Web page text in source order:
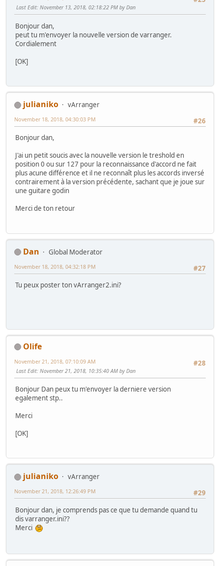
Last Edit: November 13, 2018, 02:18:22 PM by Dan
Bonjour dan,
peut tu m'envoyer la nouvelle version de varranger.
Cordialement
[OK]
julianiko
vArranger
#26
November 18, 2018, 04:30:03 PM
Bonjour dan,
J'ai un petit soucis avec la nouvelle version le treshold en
position 0 ou sur 127 pour la reconnaissance d'accord ne fait
plus acune différence et il ne reconnaît plus les accords inversé
contrairement à la version précédente, sachant que je joue sur
une guitare godin
Merci de ton retour
Dan
Global Moderator
#27
November 18, 2018, 04:32:18 PM
Tu peux poster ton vArranger2.ini?
Olife
#28
November 21, 2018, 07:10:09 AM
Last Edit: November 21, 2018, 10:35:40 AM by Dan
Bonjour Dan peux tu m'envoyer la derniere version
egalement stp..
Merci
[OK]
julianiko
vArranger
#29
November 21, 2018, 12:26:49 PM
Bonjour dan, je comprends pas ce que tu demande quand tu
dis varranger.ini??
Merci